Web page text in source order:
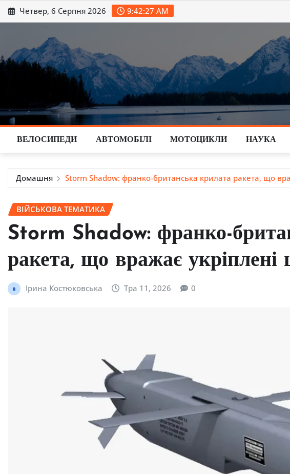
Перейти
до
Четвер, 6 Серпня 2026 9:42:28 AM
ВЕЛОСИПЕДИ АВТОМОБІЛІ МОТОЦИКЛИ НАУКА
Домашня Storm Shadow: франко-британська крилата ракета, що
ВІЙСЬКОВА ТЕМАТИКА
Storm Shadow: франко-
ракета, що вражає укріплені
Ірина Костюковська Тра 11, 2026 0